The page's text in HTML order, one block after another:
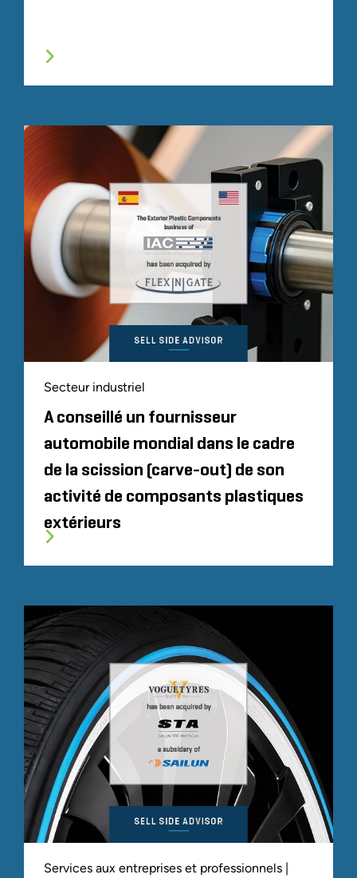
Secteur industriel
A conseillé un fournisseur
automobile mondial dans le cadre
de la scission (carve-out) de son
activité de composants plastiques
extérieurs
Services aux entreprises et professionnels |